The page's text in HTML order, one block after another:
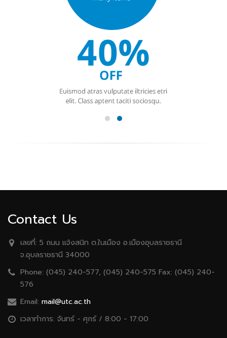
Contact Us
เลขที่: 5 ถนน เเจ้งสนิท ต.ในเมือง อ.เมืองอุบลราชธานี
จ.อุบลราชธานี 34000
Phone: (045) 240-577, (045) 240-575 Fax: (045) 240-
576
Email: mail@utc.ac.th
เวลาทำการ: จันทร์ - ศุกร์ / 8:00 - 17:00